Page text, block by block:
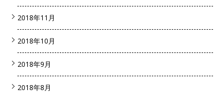
2018年11月
2018年10月
2018年9月
2018年8月